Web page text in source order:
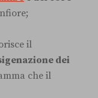
il
dei
che il